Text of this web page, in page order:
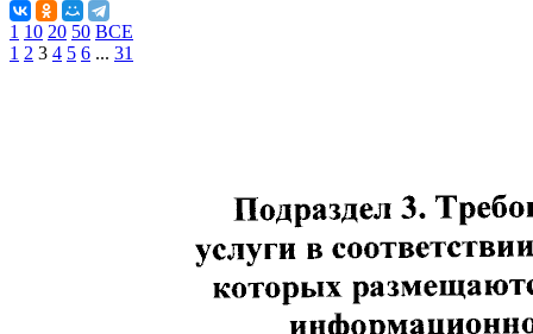
1 10 20 50 ВСЕ
1 2 3 4 5 6 ... 31